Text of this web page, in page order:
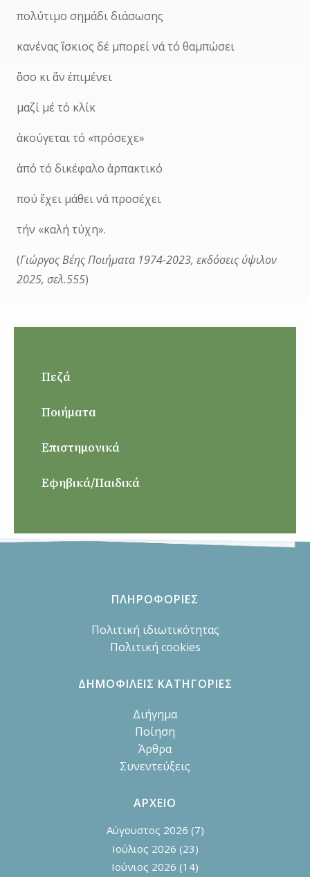
Πεζά
Ποιήματα
Επιστημονικά
Εφηβικά/Παιδικά
πολύτιμο σημάδι διάσωσης
κανένας ἲσκιος δέ μπορεί νά τό θαμπώσει
ὃσο κι ἄν ἐπιμένει
μαζί μέ τό κλίκ
ἀκούγεται τό «πρόσεχε»
ἀπό τό δικέφαλο ἀρπακτικό
πού ἔχει μάθει νά προσέχει
τήν «καλή τύχη».
(Γιώργος Βέης Ποιήματα 1974-2023, εκδόσεις ύψιλον
2025, σελ.555)
ΠΛΗΡΟΦΟΡΙΕΣ
Πολιτική ιδιωτικότητας
Πολιτική cookies
ΔΗΜΟΦΙΛΕΙΣ ΚΑΤΗΓΟΡΙΕΣ
Διήγημα
Ποίηση
Άρθρα
Συνεντεύξεις
ΑΡΧΕΙΟ
Αύγουστος 2026 (7)
Ιούλιος 2026 (23)
Ιούνιος 2026 (14)